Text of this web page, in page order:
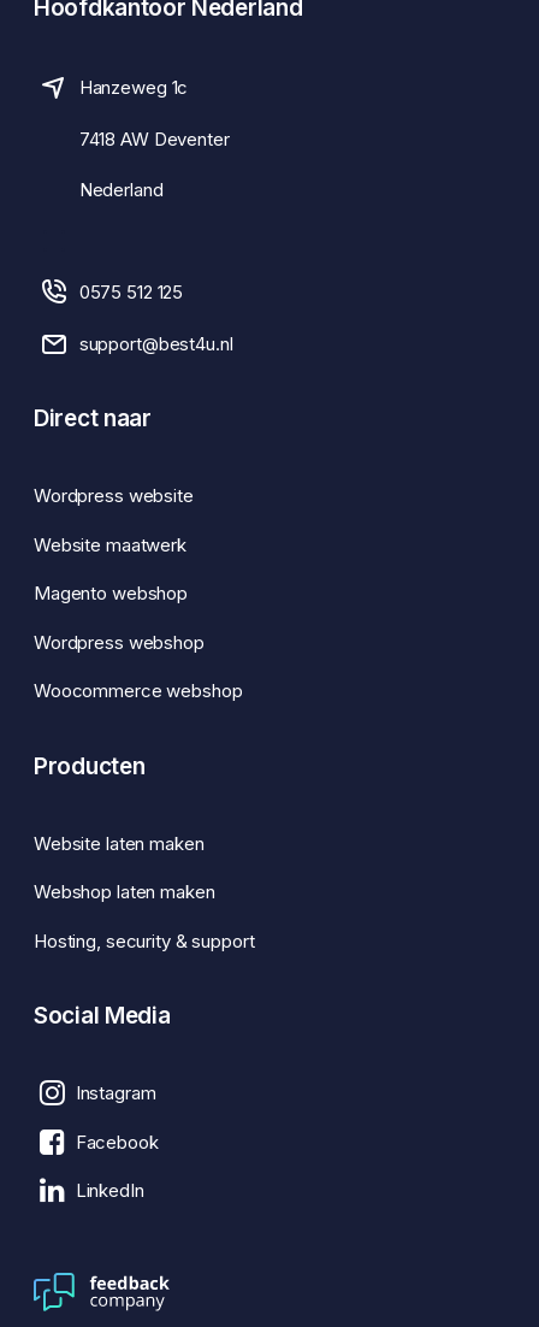
Hoofdkantoor Nederland
Hanzeweg 1c
7418 AW Deventer
Nederland
0575 512 125
support@best4u.nl
Direct naar
Wordpress website
Website maatwerk
Magento webshop
Wordpress webshop
Woocommerce webshop
Producten
Website laten maken
Webshop laten maken
Hosting, security & support
Social Media
Instagram
Facebook
LinkedIn